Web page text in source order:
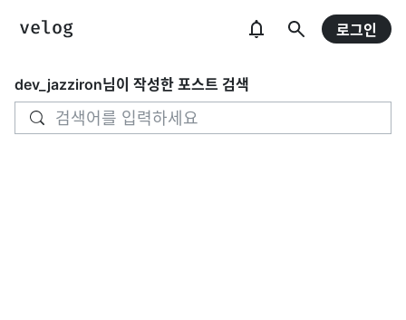
로그인
dev_jazziron님이 작성한 포스트 검색